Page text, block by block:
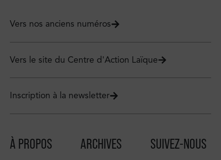
Vers nos anciens numéros
Vers le site du Centre d'Action Laïque
Inscription à la newsletter
À PROPOS ARCHIVES
SUIVEZ-NOUS